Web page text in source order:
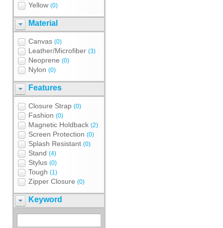
Yellow (0)
Material
Canvas (0)
Leather/Microfiber (3)
Neoprene (0)
Nylon (0)
Features
Closure Strap (0)
Fashion (0)
Magnetic Holdback (2)
Screen Protection (0)
Splash Resistant (0)
Stand (4)
Stylus (0)
Tough (1)
Zipper Closure (0)
Keyword